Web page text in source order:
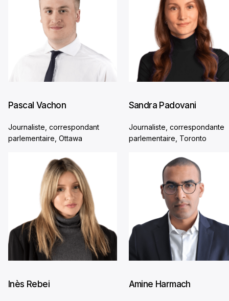
Pascal Vachon
Journaliste, correspondant
parlementaire, Ottawa
Sandra Padovani
Journaliste, correspondante
parlementaire, Toronto
Inès Rebei Amine Harmach